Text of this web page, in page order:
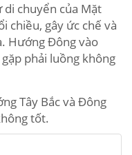
di chuyển của Mặt
chiều, gây ức chế và
Hướng Đông vào
phải luồng không
Tây Bắc và Đông
tốt.